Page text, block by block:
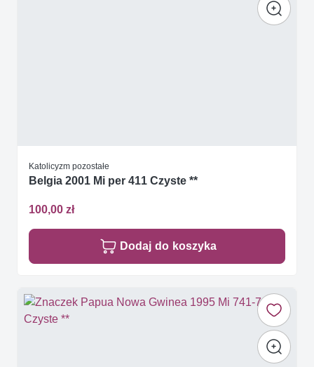
Katolicyzm pozostałe
Belgia 2001 Mi per 411 Czyste **
100,00 zł
Dodaj do koszyka